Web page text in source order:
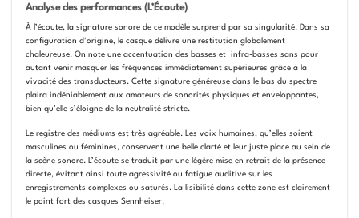
Analyse des performances (L’Écoute)
À l’écoute, la signature sonore de ce modèle surprend par sa singularité. Dans sa
configuration d’origine, le casque délivre une restitution globalement
chaleureuse. On note une accentuation des basses et infra-basses sans pour
autant venir masquer les fréquences immédiatement supérieures grâce à la
vivacité des transducteurs. Cette signature généreuse dans le bas du spectre
plaira indéniablement aux amateurs de sonorités physiques et enveloppantes,
bien qu’elle s’éloigne de la neutralité stricte.
Le registre des médiums est très agréable. Les voix humaines, qu’elles soient
masculines ou féminines, conservent une belle clarté et leur juste place au sein de
la scène sonore. L’écoute se traduit par une légère mise en retrait de la présence
directe, évitant ainsi toute agressivité ou fatigue auditive sur les
enregistrements complexes ou saturés. La lisibilité dans cette zone est clairement
le point fort des casques Sennheiser.